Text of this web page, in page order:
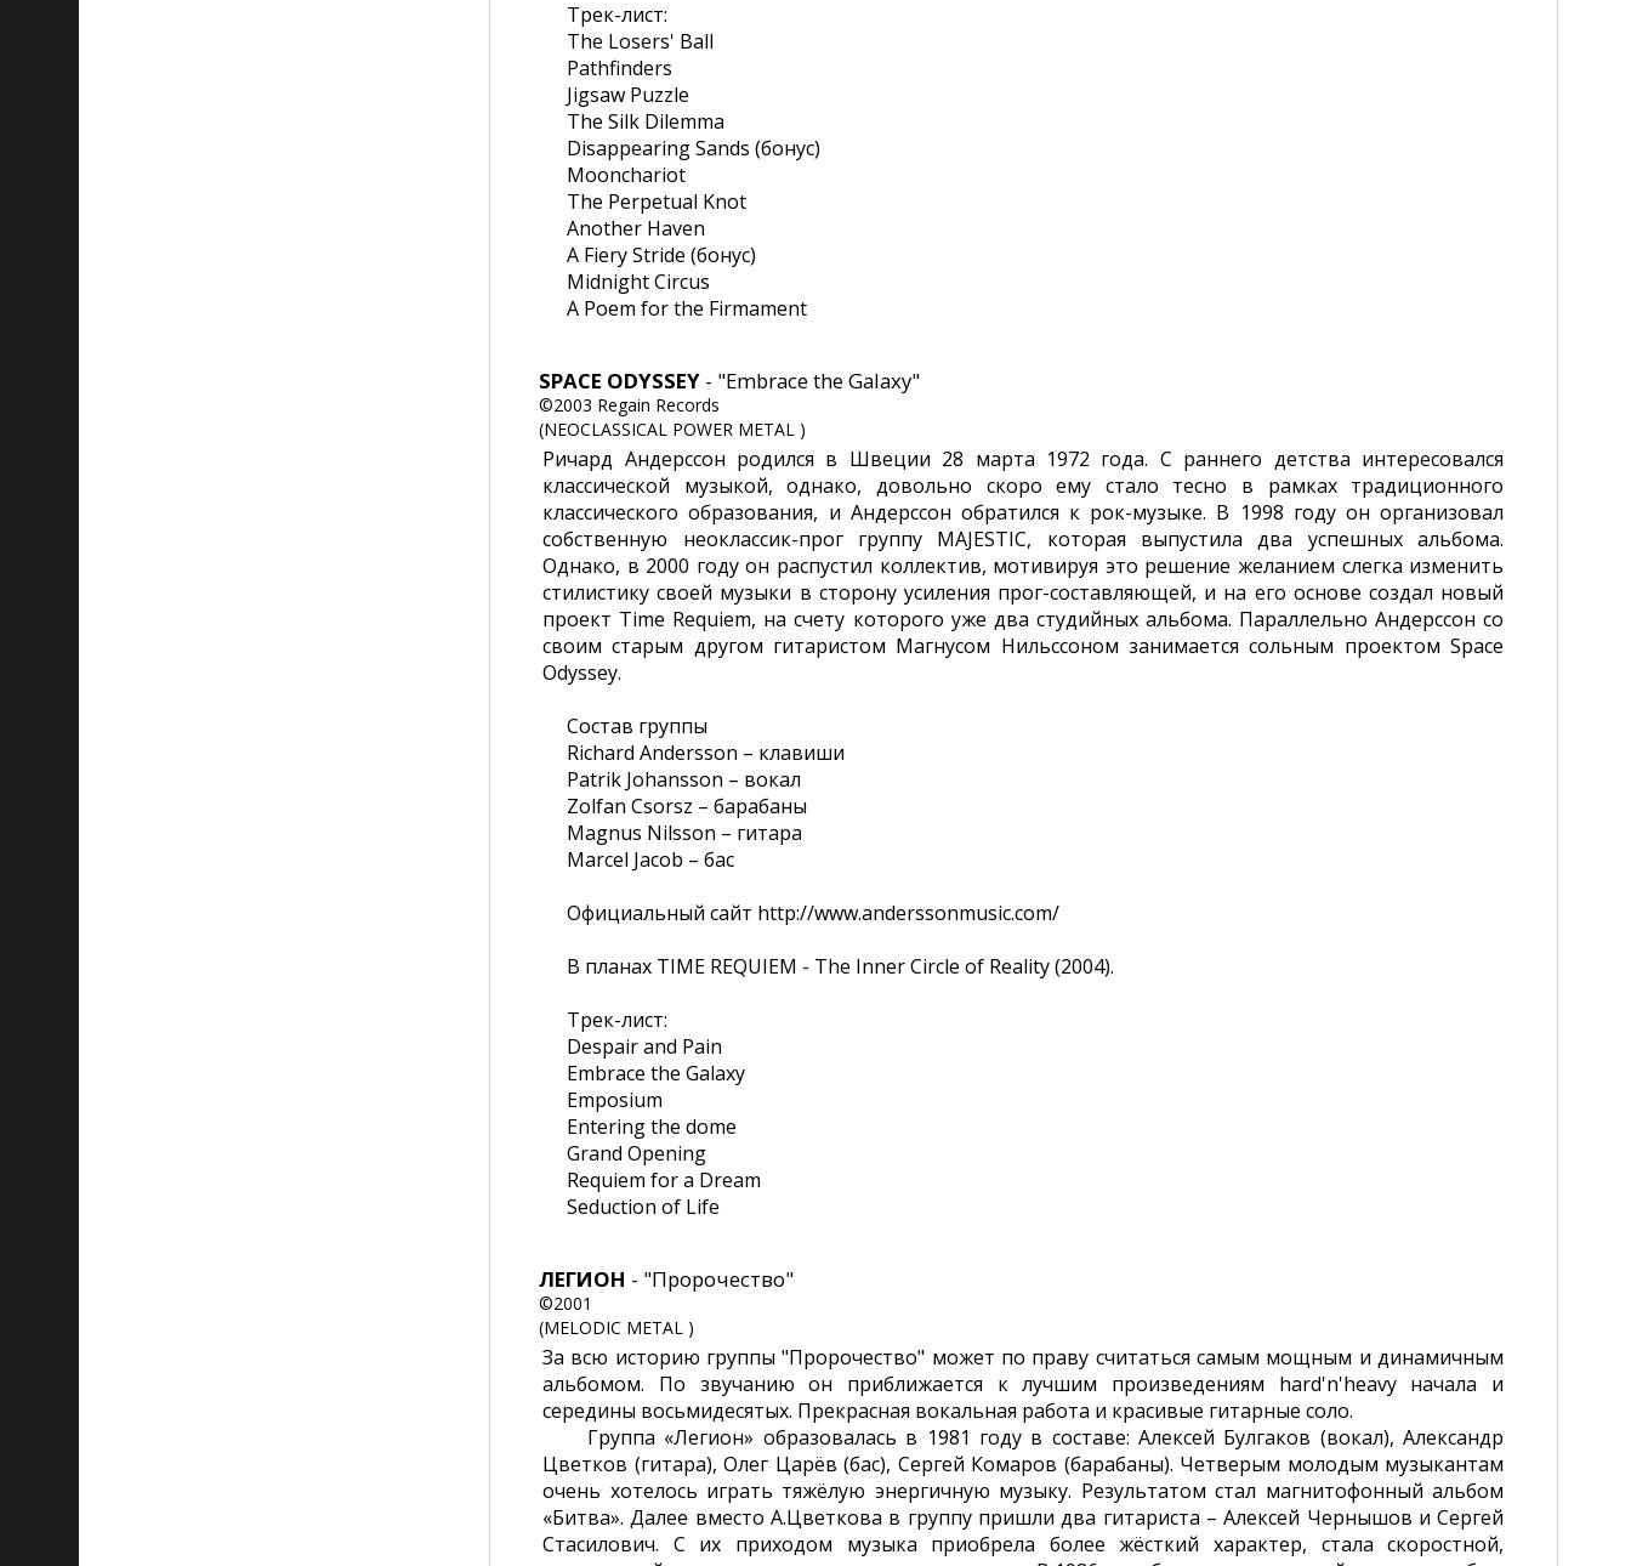
Трек-лист:
The Losers' Ball
Pathfinders
Jigsaw Puzzle
The Silk Dilemma
Disappearing Sands (бонус)
Moonchariot
The Perpetual Knot
Another Haven
A Fiery Stride (бонус)
Midnight Circus
A Poem for the Firmament
SPACE ODYSSEY - "Embrace the Galaxy"
©2003 Regain Records
(NEOCLASSICAL POWER METAL )
Ричард Андерссон родился в Швеции 28 марта 1972 года. С раннего детства интересовался
классической музыкой, однако, довольно скоро ему стало тесно в рамках традиционного
классического образования, и Андерссон обратился к рок-музыке. В 1998 году он организовал
собственную неоклассик-прог группу MAJESTIC, которая выпустила два успешных альбома.
Однако, в 2000 году он распустил коллектив, мотивируя это решение желанием слегка изменить
стилистику своей музыки в сторону усиления прог-составляющей, и на его основе создал новый
проект Time Requiem, на счету которого уже два студийных альбома. Параллельно Андерссон со
своим старым другом гитаристом Магнусом Нильссоном занимается сольным проектом Space
Odyssey.
Состав группы
Richard Andersson – клавиши
Patrik Johansson – вокал
Zolfan Csorsz – барабаны
Magnus Nilsson – гитара
Marcel Jacob – бас
Официальный сайт http://www.anderssonmusic.com/
В планах TIME REQUIEM - The Inner Circle of Reality (2004).
Трек-лист:
Despair and Pain
Embrace the Galaxy
Emposium
Entering the dome
Grand Opening
Requiem for a Dream
Seduction of Life
ЛЕГИОН - "Пророчество"
©2001
(MELODIC METAL )
За всю историю группы "Пророчество" может по праву считаться самым мощным и динамичным
альбомом. По звучанию он приближается к лучшим произведениям hard'n'heavy начала и
середины восьмидесятых. Прекрасная вокальная работа и красивые гитарные соло.
Группа «Легион» образовалась в 1981 году в составе: Алексей Булгаков (вокал), Александр
Цветков (гитара), Олег Царёв (бас), Сергей Комаров (барабаны). Четверым молодым музыкантам
очень хотелось играть тяжёлую энергичную музыку. Результатом стал магнитофонный альбом
«Битва». Далее вместо А.Цветкова в группу пришли два гитариста – Алексей Чернышов и Сергей
Стасилович. С их приходом музыка приобрела более жёсткий характер, стала скоростной,